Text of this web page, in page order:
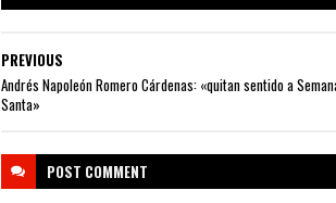
PREVIOUS
Andrés Napoleón Romero Cárdenas: «quitan sentido a
Santa»
POST COMMENT